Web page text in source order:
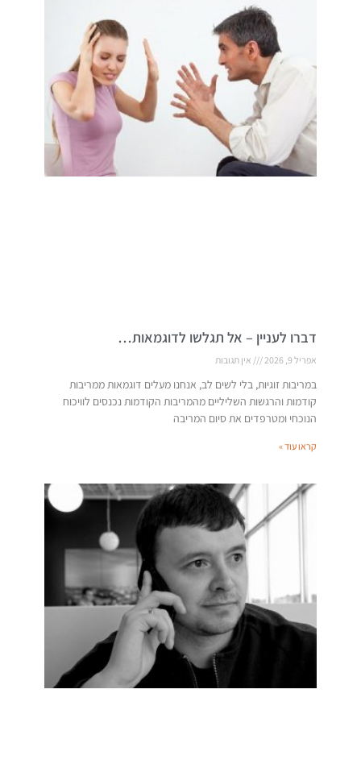
דברו לעניין – אל תגלשו לדוגמאות…
אפריל 9, 2026 אין תגובות
במריבות זוגיות, בלי לשים לב, אנחנו מעלים דוגמאות ממריבות
קודמות והרגשות השליליים מהמריבות הקודמות נכנסים לוויכוח
הנוכחי ומטרפדים את סיום המריבה
קראו עוד »